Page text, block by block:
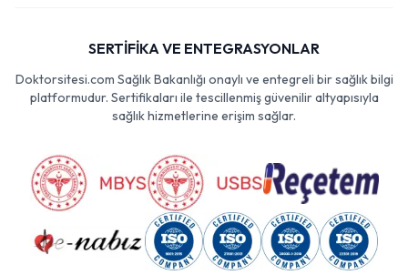
SERTİFİKA VE ENTEGRASYONLAR
Doktorsitesi.com Sağlık Bakanlığı onaylı ve entegreli bir sağlık bilgi
platformudur. Sertifikaları ile tescillenmiş güvenilir altyapısıyla
sağlık hizmetlerine erişim sağlar.